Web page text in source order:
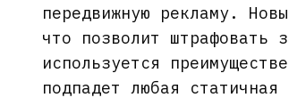
передвижную рекламу.
что позволит штрафовать
используется
подпадет любая